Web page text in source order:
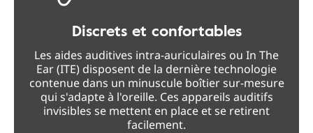
Discrets et confortables
Les aides auditives intra-auriculaires ou In The
Ear (ITE) disposent de la dernière technologie
contenue dans un minuscule boîtier sur-mesure
qui s'adapte à l'oreille. Ces appareils auditifs
invisibles se mettent en place et se retirent
facilement.